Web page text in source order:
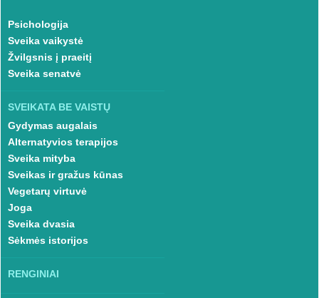
Psichologija
Sveika vaikystė
Žvilgsnis į praeitį
Sveika senatvė
SVEIKATA BE VAISTŲ
Gydymas augalais
Alternatyvios terapijos
Sveika mityba
Sveikas ir gražus kūnas
Vegetarų virtuvė
Joga
Sveika dvasia
Sėkmės istorijos
RENGINIAI